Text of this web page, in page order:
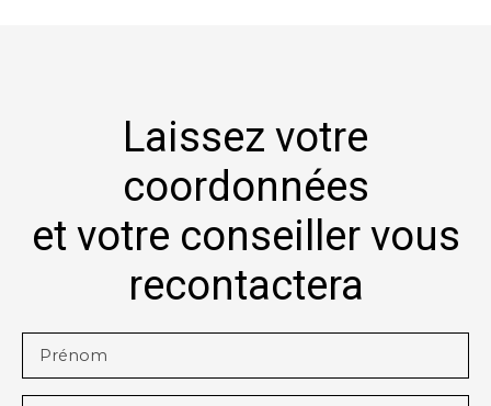
Laissez votre
coordonnées
et votre conseiller vous
recontactera
Prénom